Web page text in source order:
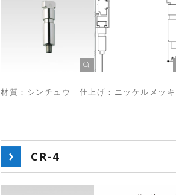
材質：シンチュウ 仕上げ：ニッケルメッキ
CR-4